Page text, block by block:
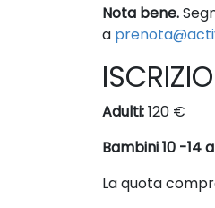
Nota bene.
a
Adulti:120 €
Bambini 10 -14
La quota